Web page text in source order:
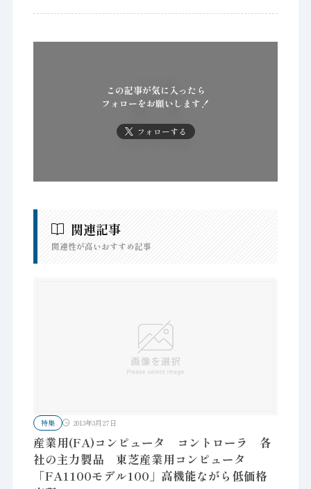
この記事が気に入ったら
フォローをお願いします！
フォローする
関連記事
関連性が高いおすすめ記事
特集 2013年3月27日
産業用(FA)コンピュータ コントローラ 各
社の主力製品 東芝産業用コンピュータ
「FA1100モデル100」高機能ながら低価格